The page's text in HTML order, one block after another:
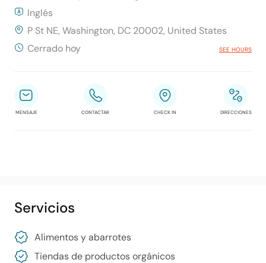
Inglés
P St NE, Washington, DC 20002, United States
Cerrado hoy
SEE HOURS
MENSAJE CONTACTAR CHECK IN DIRECCIONES
Servicios
Alimentos y abarrotes
Tiendas de productos orgánicos